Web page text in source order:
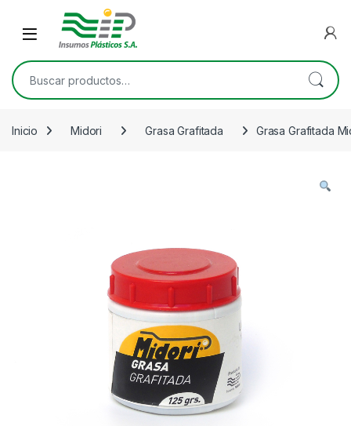
Open
Buscar por:
Inicio Midori Grasa Grafitada Grasa Grafitada